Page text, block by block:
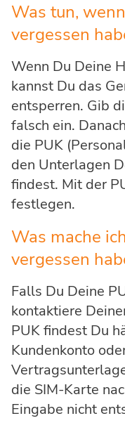
Was tun,
vergessen
Wenn Du Deine
kannst Du das
entsperren. Gib
falsch ein.
die PUK
den Unterlagen
findest. Mit der
festlegen.
Was mache
vergessen
Falls Du Deine
kontaktiere
PUK findest Du
Kundenkonto
die SIM-Karte
Eingabe nicht